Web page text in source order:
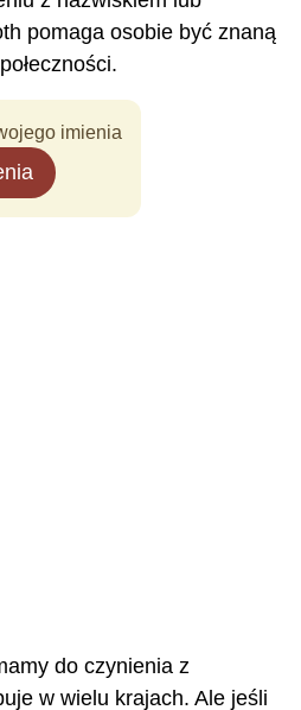
pomaga osobie być znaną
imienia
do czynienia z
w wielu krajach. Ale jeśli